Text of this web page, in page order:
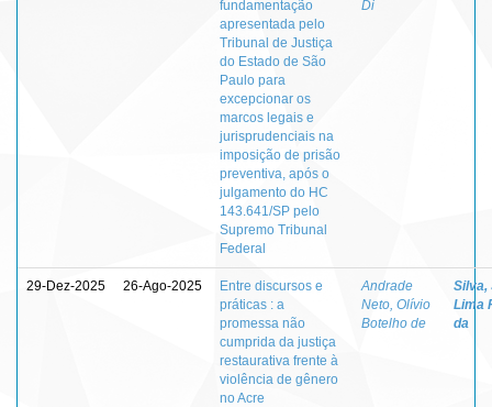
fundamentação
apresentada pelo
Tribunal de Justiça
do Estado de São
Paulo para
excepcionar os
marcos legais e
jurisprudenciais na
imposição de prisão
preventiva, após o
julgamento do HC
143.641/SP pelo
Supremo Tribunal
Federal
Di
29-Dez-2025 26-Ago-2025
Entre discursos e
práticas : a
promessa não
cumprida da justiça
restaurativa frente à
violência de gênero
no Acre
Andrade
Neto, Olívio
Botelho de
Silva,
Lima
da